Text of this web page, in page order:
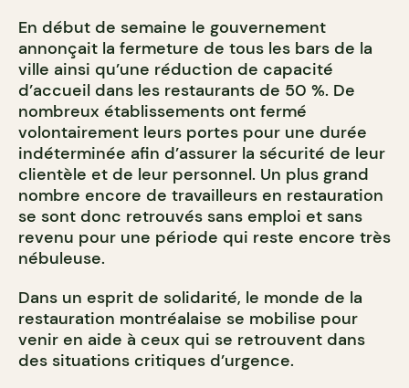
En début de semaine le gouvernement
annonçait la fermeture de tous les bars de la
ville ainsi qu’une réduction de capacité
d’accueil dans les restaurants de 50 %. De
nombreux établissements ont fermé
volontairement leurs portes pour une durée
indéterminée afin d’assurer la sécurité de leur
clientèle et de leur personnel. Un plus grand
nombre encore de travailleurs en restauration
se sont donc retrouvés sans emploi et sans
revenu pour une période qui reste encore très
nébuleuse.
Dans un esprit de solidarité, le monde de la
restauration montréalaise se mobilise pour
venir en aide à ceux qui se retrouvent dans
des situations critiques d’urgence.